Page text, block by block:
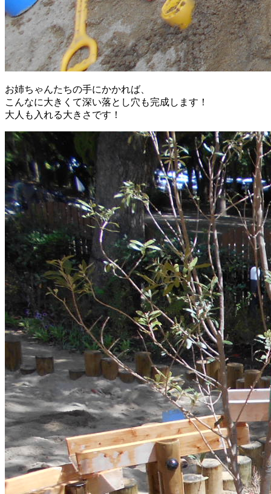
お姉ちゃんたちの手にかかれば、
こんなに大きくて深い落とし穴も完成します！
大人も入れる大きさです！